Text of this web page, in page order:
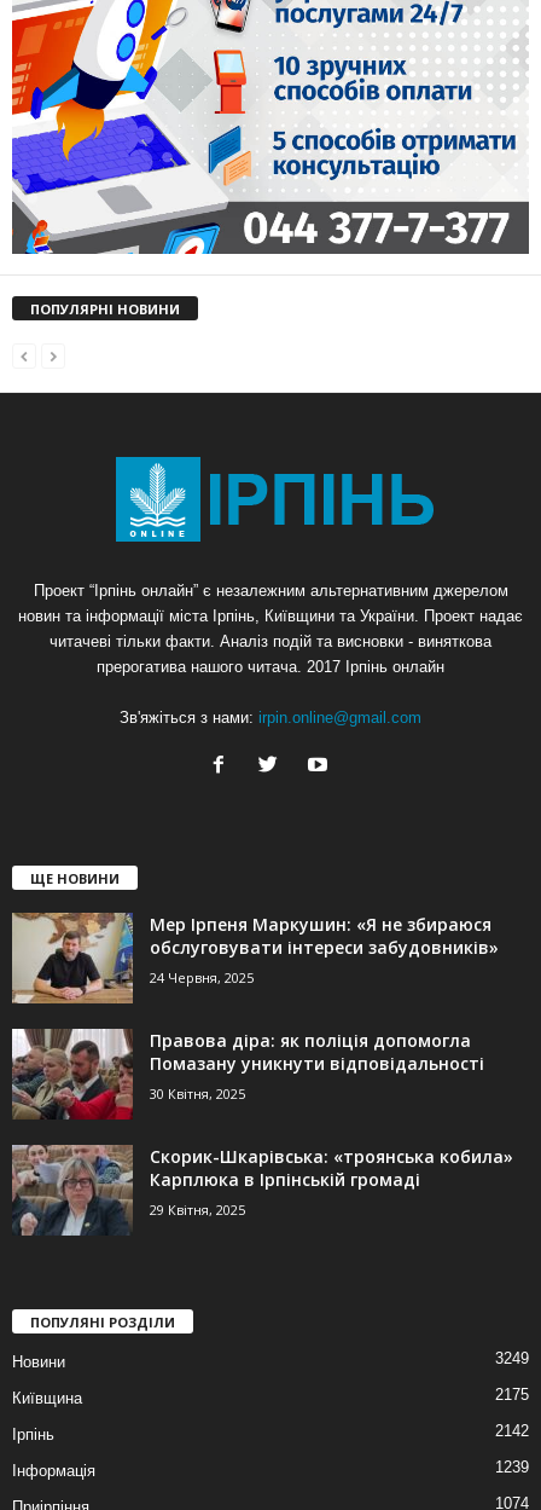
ПОПУЛЯРНІ НОВИНИ
Проект “Ірпінь онлайн” є незалежним альтернативним джерелом
новин та інформації міста Ірпінь, Київщини та України. Проект надає
читачеві тільки факти. Аналіз подій та висновки - виняткова
прерогатива нашого читача. 2017 Ірпінь онлайн
Зв'яжіться з нами: irpin.online@gmail.com
ЩЕ НОВИНИ
Мер Ірпеня Маркушин: «Я не збираюся
обслуговувати інтереси забудовників»
24 Червня, 2025
Правова діра: як поліція допомогла
Помазану уникнути відповідальності
30 Квітня, 2025
Скорик-Шкарівська: «троянська кобила»
Карплюка в Ірпінській громаді
29 Квітня, 2025
ПОПУЛЯНІ РОЗДІЛИ
Новини 3249
Київщина 2175
Ірпінь 2142
Інформація 1239
1074